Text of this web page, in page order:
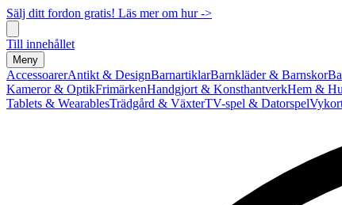
Sälj ditt fordon gratis! Läs mer om hur ->
Till innehållet
Meny
AccessoarerAntikt & DesignBarnartiklarBarnkläder & Barnskor
Kameror & OptikFrimärkenHandgjort & KonsthantverkHem &
Tablets & WearablesTrädgård & VäxterTV-spel & Datorspel